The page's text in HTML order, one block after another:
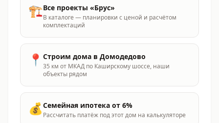
🏗️Все проекты «Брус»
В каталоге — планировки с ценой и расчётом
комплектаций
📍 Строим дома в Домодедово
35 км от МКАД по Каширскому шоссе, наши
объекты рядом
💰Семейная ипотека от 6%
Рассчитать платёж под этот дом на калькуляторе